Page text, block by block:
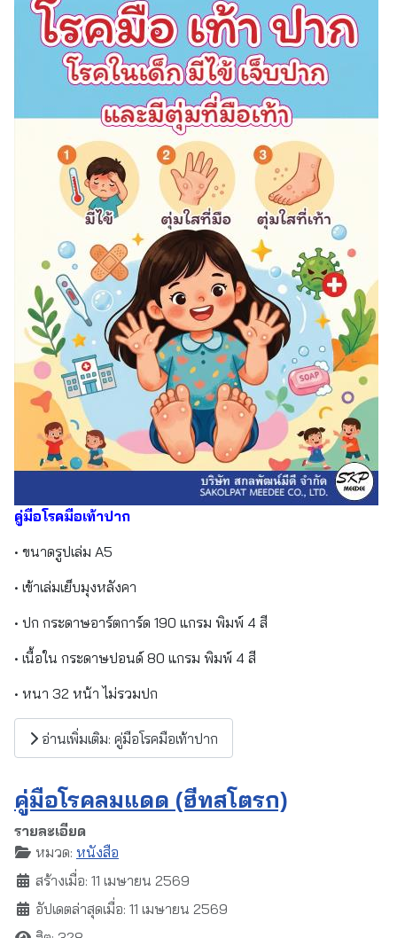
คู่มือโรคมือเท้าปาก
• ขนาดรูปเล่ม A5
• เข้าเล่มเย็บมุงหลังคา
• ปก กระดาษอาร์ตการ์ด 190 แกรม พิมพ์ 4 สี
• เนื้อใน กระดาษปอนด์ 80 แกรม พิมพ์ 4 สี
• หนา 32 หน้า ไม่รวมปก
อ่านเพิ่มเติม: คู่มือโรคมือเท้าปาก
คู่มือโรคลมแดด (ฮีทสโตรก)
รายละเอียด
หมวด: หนังสือ
สร้างเมื่อ: 11 เมษายน 2569
อัปเดตล่าสุดเมื่อ: 11 เมษายน 2569